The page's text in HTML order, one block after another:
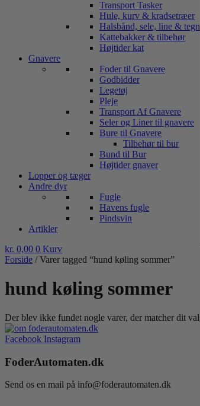
Transport Tasker
Hule, kurv & kradsetræer
Halsbånd, sele, line & tegn
Kattebakker & tilbehør
Højtider kat
Gnavere
Foder til Gnavere
Godbidder
Legetøj
Pleje
Transport Af Gnavere
Seler og Liner til gnavere
Bure til Gnavere
Tilbehør til bur
Bund til Bur
Højtider gnaver
Lopper og tæger
Andre dyr
Fugle
Havens fugle
Pindsvin
Artikler
kr. 0,00 0 Kurv
Forside / Varer tagged “hund køling sommer”
hund køling sommer
Der blev ikke fundet nogle varer, der matcher dit
Facebook Instagram
FoderAutomaten.dk
Send os en mail på info@foderautomaten.dk